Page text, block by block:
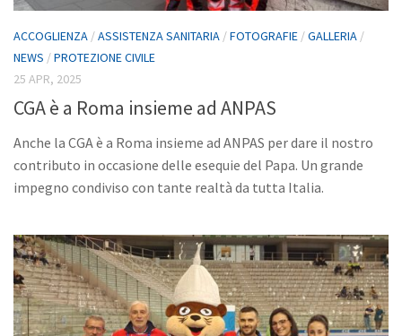
ACCOGLIENZA /ASSISTENZA SANITARIA /FOTOGRAFIE /GALLERIA /
NEWS /PROTEZIONE CIVILE
25 APR, 2025
CGA è a Roma insieme ad ANPAS
Anche la CGA è a Roma insieme ad ANPAS per dare il nostro
contributo in occasione delle esequie del Papa. Un grande
impegno condiviso con tante realtà da tutta Italia.